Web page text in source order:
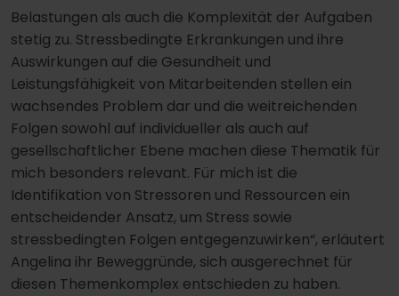
Belastungen als auch die Komplexität der Aufgaben
stetig zu. Stressbedingte Erkrankungen und ihre
Auswirkungen auf die Gesundheit und
Leistungsfähigkeit von Mitarbeitenden stellen ein
wachsendes Problem dar und die weitreichenden
Folgen sowohl auf individueller als auch auf
gesellschaftlicher Ebene machen diese Thematik für
mich besonders relevant. Für mich ist die
Identifikation von Stressoren und Ressourcen ein
entscheidender Ansatz, um Stress sowie
stressbedingten Folgen entgegenzuwirken“, erläutert
Angelina ihr Beweggründe, sich ausgerechnet für
diesen Themenkomplex entschieden zu haben.